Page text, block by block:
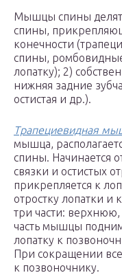
Мышцы спины
спины,
конечности
спины,
лопатку); 2)
нижняя задние
остистая и др.).
Трапециевидная
мышца,
спины. Начинается
связки и остистых
прикрепляется к
отростку лопатки
три части:
часть мышцы
лопатку к
При сокращении
к позвоночнику.